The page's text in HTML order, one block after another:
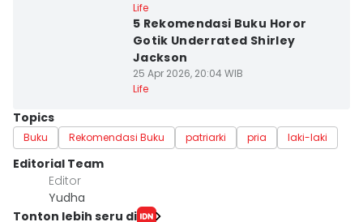
Life
5 Rekomendasi Buku Horor
Gotik Underrated Shirley
Jackson
25 Apr 2026, 20:04 WIB
Life
Topics
Buku Rekomendasi Buku patriarki pria laki-laki
Editorial Team
Editor
Yudha ‎
Tonton lebih seru di